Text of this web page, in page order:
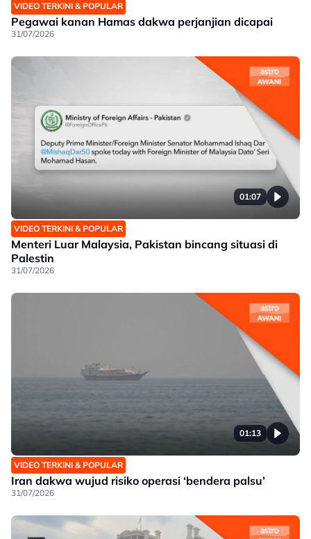
VIDEO TERKINI & POPULAR
Pegawai kanan Hamas dakwa perjanjian dicapai
31/07/2026
01:07
VIDEO TERKINI & POPULAR
Menteri Luar Malaysia, Pakistan bincang situasi di
Palestin
31/07/2026
01:13
VIDEO TERKINI & POPULAR
Iran dakwa wujud risiko operasi ‘bendera palsu’
31/07/2026